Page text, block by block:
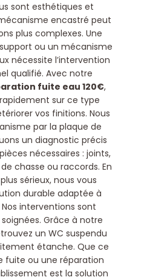
sont esthétiques et
encastré peut
plus complexes. Une
ou un mécanisme
nécessite l’intervention
qualifié. Avec notre
fuite eau 120€,
sur ce type
vos finitions. Nous
par la plaque de
un diagnostic précis
nécessaires : joints,
chasse ou raccords. En
sérieux, nous vous
durable adaptée à
interventions sont
Grâce à notre
un WC suspendu
étanche. Que ce
fuite ou une réparation
est la solution